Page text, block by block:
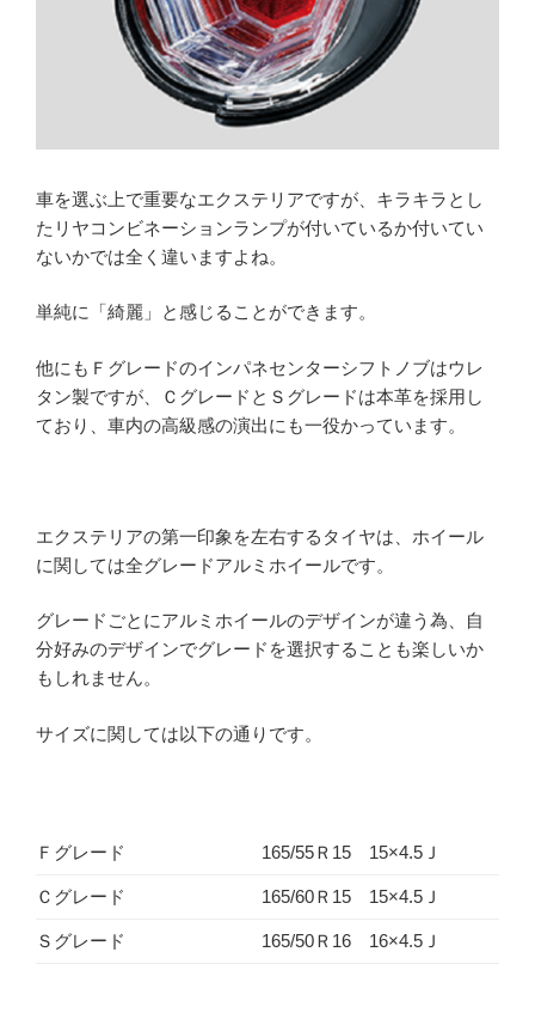
車を選ぶ上で重要なエクステリアですが、キラキラとし
たリヤコンビネーションランプが付いているか付いてい
ないかでは全く違いますよね。
単純に「綺麗」と感じることができます。
他にもＦグレードのインパネセンターシフトノブはウレ
タン製ですが、ＣグレードとＳグレードは本革を採用し
ており、車内の高級感の演出にも一役かっています。
エクステリアの第一印象を左右するタイヤは、ホイール
に関しては全グレードアルミホイールです。
グレードごとにアルミホイールのデザインが違う為、自
分好みのデザインでグレードを選択することも楽しいか
もしれません。
サイズに関しては以下の通りです。
Ｆグレード 165/55Ｒ15 15×4.5Ｊ
Ｃグレード 165/60Ｒ15 15×4.5Ｊ
Ｓグレード 165/50Ｒ16 16×4.5Ｊ